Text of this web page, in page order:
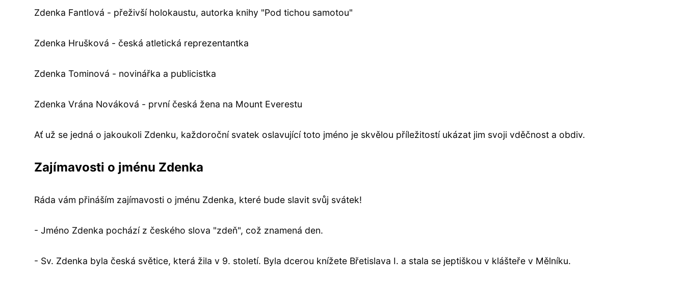
Zdenka Fantlová - přeživší holokaustu, autorka knihy "Pod tichou samotou"
Zdenka Hrušková - česká atletická reprezentantka
Zdenka Tominová - novinářka a publicistka
Zdenka Vrána Nováková - první česká žena na Mount Everestu
Ať už se jedná o jakoukoli Zdenku, každoroční svatek oslavující toto jméno je skvělou příležitostí ukázat jim svoji vděčnost a obdiv.
Zajímavosti o jménu Zdenka
Ráda vám přináším zajímavosti o jménu Zdenka, které bude slavit svůj svátek!
- Jméno Zdenka pochází z českého slova "zdeň", což znamená den.
- Sv. Zdenka byla česká světice, která žila v 9. století. Byla dcerou knížete Břetislava I. a stala se jeptiškou v klášteře v Mělníku.